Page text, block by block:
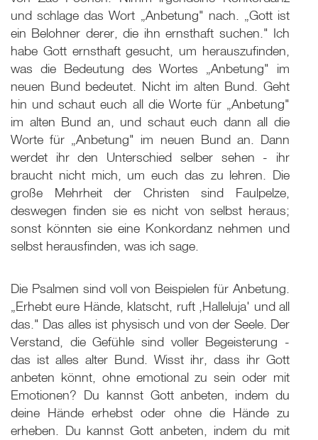
und schlage das Wort „Anbetung" nach. „Gott ist
ein Belohner derer, die ihn ernsthaft suchen." Ich
habe Gott ernsthaft gesucht, um herauszufinden,
was die Bedeutung des Wortes „Anbetung" im
neuen Bund bedeutet. Nicht im alten Bund. Geht
hin und schaut euch all die Worte für „Anbetung"
im alten Bund an, und schaut euch dann all die
Worte für „Anbetung" im neuen Bund an. Dann
werdet ihr den Unterschied selber sehen - ihr
braucht nicht mich, um euch das zu lehren. Die
große Mehrheit der Christen sind Faulpelze,
deswegen finden sie es nicht von selbst heraus;
sonst könnten sie eine Konkordanz nehmen und
selbst herausfinden, was ich sage.
Die Psalmen sind voll von Beispielen für Anbetung.
„Erhebt eure Hände, klatscht, ruft ‚Halleluja' und all
das." Das alles ist physisch und von der Seele. Der
Verstand, die Gefühle sind voller Begeisterung -
das ist alles alter Bund. Wisst ihr, dass ihr Gott
anbeten könnt, ohne emotional zu sein oder mit
Emotionen? Du kannst Gott anbeten, indem du
deine Hände erhebst oder ohne die Hände zu
erheben. Du kannst Gott anbeten, indem du mit